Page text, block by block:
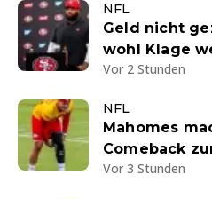
NFL
Geld nicht
wohl Klage
Vor 2 Stunden
NFL
Mahomes
Comeback
Vor 3 Stunden